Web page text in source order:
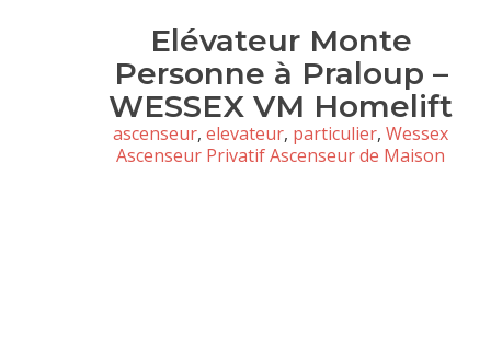
Elévateur Monte
Personne à Praloup –
WESSEX VM Homelift
ascenseur, elevateur, particulier, Wessex
Ascenseur Privatif Ascenseur de Maison